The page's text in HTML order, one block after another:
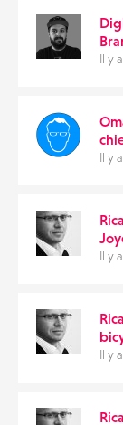
Il y
Il y
Il y
Il y